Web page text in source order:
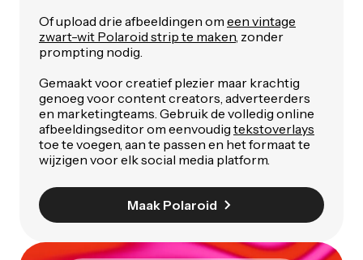
Of upload drie afbeeldingen om een vintage
zwart-wit Polaroid strip te maken, zonder
prompting nodig.
Gemaakt voor creatief plezier maar krachtig
genoeg voor content creators, adverteerders
en marketingteams. Gebruik de volledig online
afbeeldingseditor om eenvoudig tekstoverlays
toe te voegen, aan te passen en het formaat te
wijzigen voor elk social media platform.
Maak Polaroid